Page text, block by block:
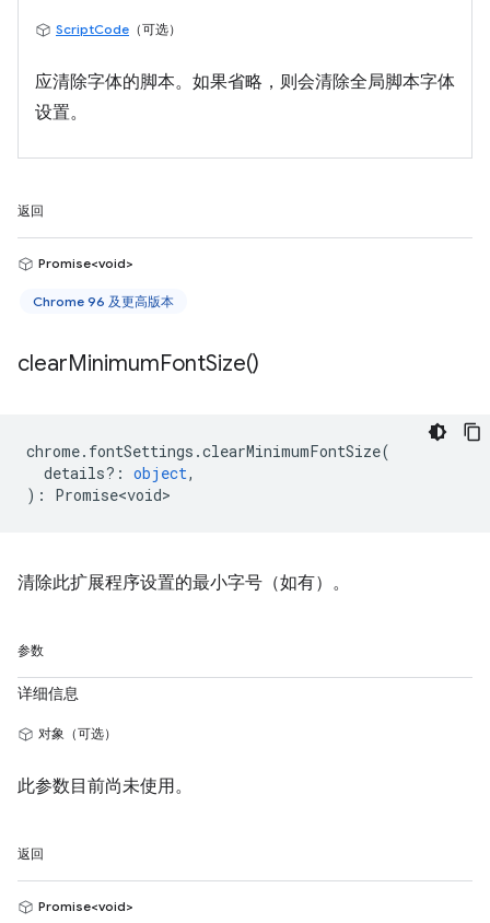
ScriptCode （可选）
应清除字体的脚本。如果省略，则会清除全局脚本字体
设置。
返回
Promise<void>
Chrome 96 及更高版本
clearMinimumFontSize()
chrome. fontSettings .clearMinimumFontSize(
details? : object,
) : Promise<void>
清除此扩展程序设置的最小字号（如有）。
参数
详细信息
对象（可选）
此参数目前尚未使用。
返回
Promise<void>